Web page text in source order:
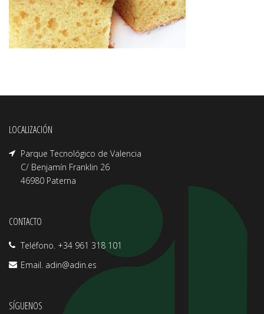
LOCALIZACIÓN
Parque Tecnológico de Valencia
C/ Benjamín Franklin 26
46980 Paterna
CONTACTO
Teléfono. +34 961 318 101
Email. adin@adin.es
SÍGUENOS